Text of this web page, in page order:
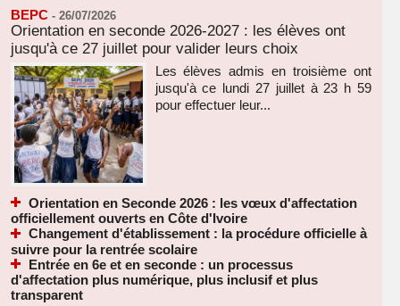
BEPC - 26/07/2026
Orientation en seconde 2026-2027 : les élèves ont
jusqu'à ce 27 juillet pour valider leurs choix
Les élèves admis en troisième ont
jusqu'à ce lundi 27 juillet à 23 h 59
pour effectuer leur...
Orientation en Seconde 2026 : les vœux d'affectation
officiellement ouverts en Côte d'Ivoire
Changement d'établissement : la procédure officielle à
suivre pour la rentrée scolaire
Entrée en 6e et en seconde : un processus
d'affectation plus numérique, plus inclusif et plus
transparent